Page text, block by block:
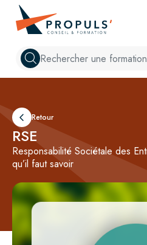
Chercher
Propuls' : Votre partenaire en
Retour
RSE
Responsabilité Sociétale des
qu’il faut savoir